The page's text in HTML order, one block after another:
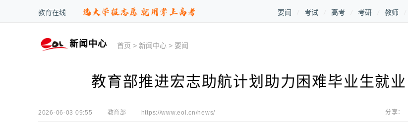
教育在线 要闻 考试 高考 考研 教师
新闻中心 首页 >新闻中心 > 要闻
教育部推进宏志助航计划助力困难毕业生就业
2026-06-03 09:55 教育部 https://www.eol.cn/news/ 分享：